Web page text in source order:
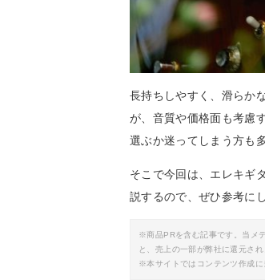
長持ちしやすく、滑らか
が、音質や価格面も考慮
選ぶか迷ってしまう方も
そこで今回は、エレキギ
説するので、ぜひ参考に
※商品PRを含む記事です。当メ
と、売上の一部が弊社に還元され
※本サイトではコンテンツ作成に